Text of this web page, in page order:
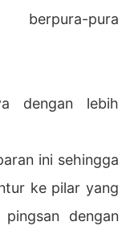
pura
dengan lebih
ini sehingga
ke pilar yang
dengan